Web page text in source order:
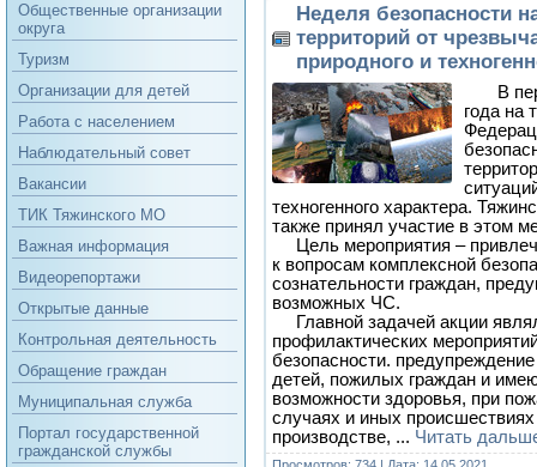
Общественные организации
округа
Туризм
Организации для детей
Работа с населением
Наблюдательный совет
Вакансии
ТИК Тяжинского МО
Важная информация
Видеорепортажи
Открытые данные
Контрольная деятельность
Обращение граждан
Муниципальная служба
Портал государственной
гражданской службы
Неделя безопасности
территорий от
природного и
В
года на
техногенного характера.
также принял участие в этом
Цель мероприятия –
к вопросам комплексной
сознательности граждан,
возможных ЧС.
Главной задачей акции
профилактических
безопасности.
детей, пожилых граждан и
возможности здоровья, при
случаях и иных
производстве, ... Читать